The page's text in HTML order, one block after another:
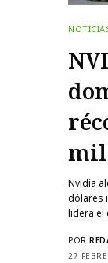
Nvidia
dólares
lidera el
POR
27